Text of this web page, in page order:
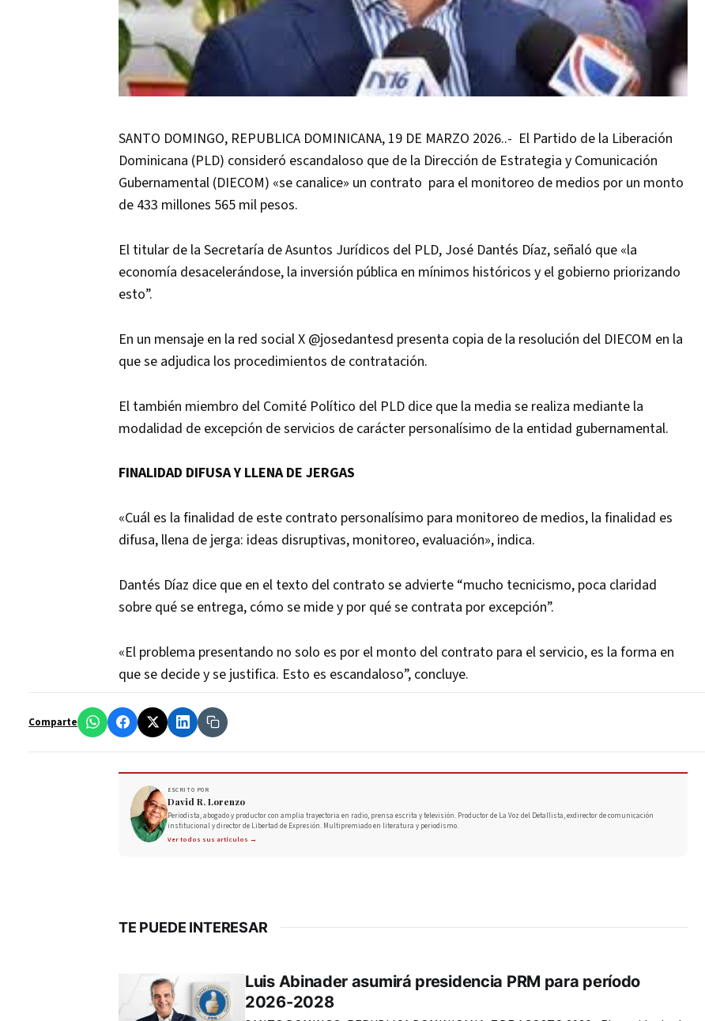
SANTO DOMINGO, REPUBLICA DOMINICANA, 19 DE MARZO 2026..- El Partido de la Liberación
Dominicana (PLD) consideró escandaloso que de la Dirección de Estrategia y Comunicación
Gubernamental (DIECOM) «se canalice» un contrato para el monitoreo de medios por un monto
de 433 millones 565 mil pesos.
El titular de la Secretaría de Asuntos Jurídicos del PLD, José Dantés Díaz, señaló que «la
economía desacelerándose, la inversión pública en mínimos históricos y el gobierno priorizando
esto”.
En un mensaje en la red social X @josedantesd presenta copia de la resolución del DIECOM en la
que se adjudica los procedimientos de contratación.
El también miembro del Comité Político del PLD dice que la media se realiza mediante la
modalidad de excepción de servicios de carácter personalísimo de la entidad gubernamental.
FINALIDAD DIFUSA Y LLENA DE JERGAS
«Cuál es la finalidad de este contrato personalísimo para monitoreo de medios, la finalidad es
difusa, llena de jerga: ideas disruptivas, monitoreo, evaluación», indica.
Dantés Díaz dice que en el texto del contrato se advierte “mucho tecnicismo, poca claridad
sobre qué se entrega, cómo se mide y por qué se contrata por excepción”.
«El problema presentando no solo es por el monto del contrato para el servicio, es la forma en
que se decide y se justifica. Esto es escandaloso”, concluye.
Comparte
ESCRITO POR
David R. Lorenzo
Periodista, abogado y productor con amplia trayectoria en radio, prensa escrita y televisión. Productor de La Voz del Detallista, exdirector de comunicación
institucional y director de Libertad de Expresión. Multipremiado en literatura y periodismo.
Ver todos sus artículos →
TE PUEDE INTERESAR
Luis Abinader asumirá presidencia PRM para período
2026-2028